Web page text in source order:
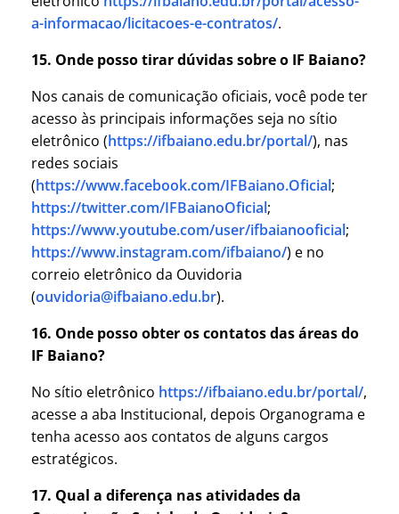
a-informacao/licitacoes-e-contratos/.
15. Onde posso tirar dúvidas sobre o IF Baiano?
Nos canais de comunicação oficiais, você pode ter
acesso às principais informações seja no sítio
eletrônico (https://ifbaiano.edu.br/portal/), nas
redes sociais
(https://www.facebook.com/IFBaiano.Oficial;
https://twitter.com/IFBaianoOficial;
https://www.youtube.com/user/ifbaianooficial;
https://www.instagram.com/ifbaiano/) e no
correio eletrônico da Ouvidoria
(ouvidoria@ifbaiano.edu.br).
16. Onde posso obter os contatos das áreas do
IF Baiano?
No sítio eletrônico https://ifbaiano.edu.br/portal/,
acesse a aba Institucional, depois Organograma e
tenha acesso aos contatos de alguns cargos
estratégicos.
17. Qual a diferença nas atividades da